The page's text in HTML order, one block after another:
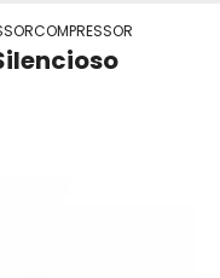
ALTERNATIVOS
COMPRESSOR